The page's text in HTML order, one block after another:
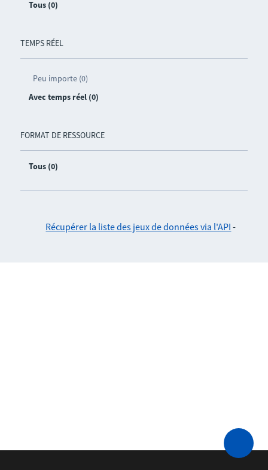
Tous (0)
TEMPS RÉEL
Peu importe (0)
Avec temps réel (0)
FORMAT DE RESSOURCE
Tous (0)
Récupérer la liste des jeux de données via l'API -